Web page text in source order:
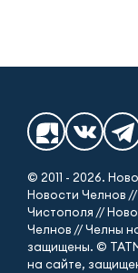
© 2011 - 2026.
Новости Челнов
Чистополя //
Челнов // Челны
защищены. ©
на сайте,